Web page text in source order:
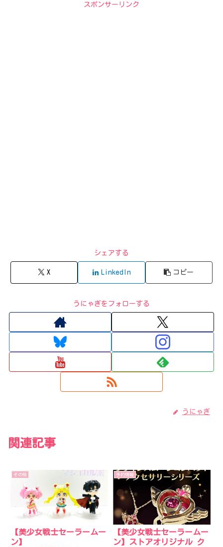
スポンサーリンク
シェアする
X LinkedIn コピー
うにゃぎをフォローする
うにゃぎ
関連記事
その他
【美少女戦士セーラームー
ン】
予約情報
【美少女戦士セーラームー
ン】ストアオリジナル ク